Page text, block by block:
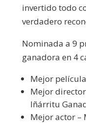
invertido todo
verdadero
Nominada a 9
ganadora en 4
Mejor
Mejor
Iñárritu
Mejor actor –